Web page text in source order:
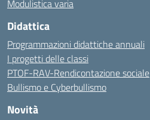
Modulistica varia
Didattica
Programmazioni didattiche annuali
I progetti delle classi
PTOF-RAV-Rendicontazione sociale
Bullismo e Cyberbullismo
Novità